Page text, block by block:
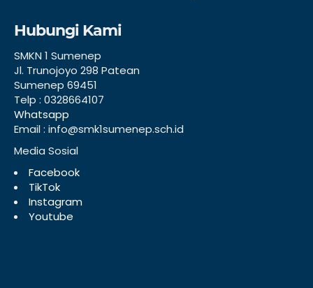
Hubungi Kami
SMKN 1 Sumenep
Jl. Trunojoyo 298 Patean
Sumenep 69451
Telp : 0328664107
Whatsapp
Email : info@smk1sumenep.sch.id
Media Sosial
Facebook
TikTok
Instagram
Youtube